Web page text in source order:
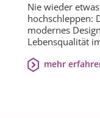
Nie wieder
hochschleppen:
modernes
Lebensqualität
mehr